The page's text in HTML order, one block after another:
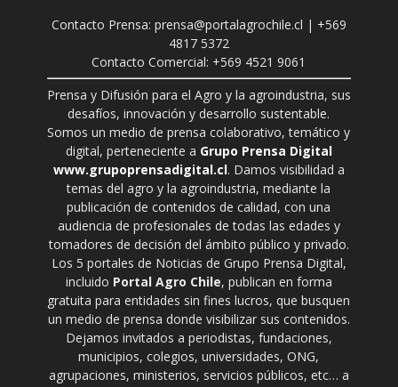
Contacto Prensa: prensa@portalagrochile.cl | +569
4817 5372
Contacto Comercial: +569 4521 9061
Prensa y Difusión para el Agro y la agroindustria, sus
desafíos, innovación y desarrollo sustentable.
Somos un medio de prensa colaborativo, temático y
digital, perteneciente a Grupo Prensa Digital
www.grupoprensadigital.cl. Damos visibilidad a
temas del agro y la agroindustria, mediante la
publicación de contenidos de calidad, con una
audiencia de profesionales de todas las edades y
tomadores de decisión del ámbito público y privado.
Los 5 portales de Noticias de Grupo Prensa Digital,
incluido Portal Agro Chile, publican en forma
gratuita para entidades sin fines lucros, que busquen
un medio de prensa donde visibilizar sus contenidos.
Dejamos invitados a periodistas, fundaciones,
municipios, colegios, universidades, ONG,
agrupaciones, ministerios, servicios públicos, etc… a